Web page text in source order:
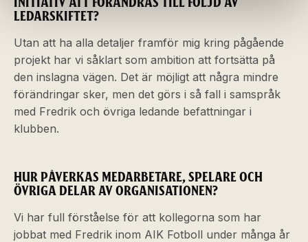
LEDARSKIFTET?
Utan att ha alla detaljer framför mig kring pågående
projekt har vi såklart som ambition att fortsätta på
den inslagna vägen. Det är möjligt att några mindre
förändringar sker, men det görs i så fall i samspråk
med Fredrik och övriga ledande befattningar i
klubben.
HUR PÅVERKAS MEDARBETARE, SPELARE OCH
ÖVRIGA DELAR AV ORGANISATIONEN?
Vi har full förståelse för att kollegorna som har
jobbat med Fredrik inom AIK Fotboll under många år